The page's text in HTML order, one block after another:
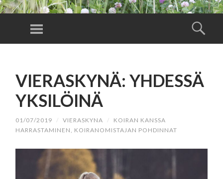
Valikko
VIERASKYNÄ: YHDESSÄ
YKSILÖINÄ
01/07/2019 / VIERASKYNA /
KOIRAN KANSSA
HARRASTAMINEN, KOIRANOMISTAJAN POHDINNAT